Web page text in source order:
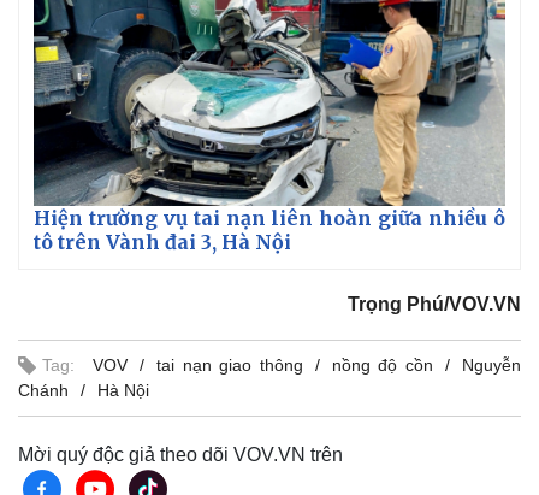
Thế giới
Quan sát
Cuộc sống đó đây
Hồ sơ
Multimedia
Video
Ảnh
E-Magazine
Hiện trường vụ tai nạn liên hoàn giữa nhiều ô
tô trên Vành đai 3, Hà Nội
Trọng Phú/VOV.VN
Tag: VOV tai nạn giao thông nồng độ cồn
Nguyễn
Chánh
Hà Nội
Mời quý độc giả theo dõi VOV.VN trên